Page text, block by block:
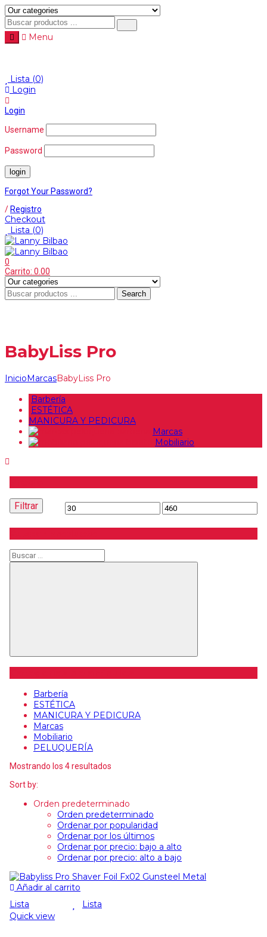
Menu
Lista (0)
Login
Login
Username
Password
Forgot Your Password?
/ Registro
Checkout
Lista (0)
0
Carrito: 0.00
Search
BabyLiss Pro
InicioMarcasBabyLiss Pro
Barbería
ESTÉTICA
MANICURA Y PEDICURA
Marcas
Mobiliario
Precio
mínimo
Precio
máximo
Filtrar
Buscar
Barbería
ESTÉTICA
MANICURA Y PEDICURA
Marcas
Mobiliario
PELUQUERÍA
Mostrando los 4 resultados
Sort by:
Orden predeterminado
Orden predeterminado
Ordenar por popularidad
Ordenar por los últimos
Ordenar por precio: bajo a alto
Ordenar por precio: alto a bajo
Añadir al carrito
Lista
Lista
Quick view